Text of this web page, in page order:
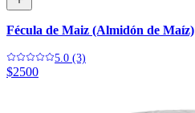
Fécula de Maiz (Almidón de Maíz)
5.0 (3)
$2500